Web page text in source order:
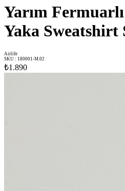
Yarım
Yaka Sweatshirt
Airlife
SKU : 180001-M.02
₺1.890